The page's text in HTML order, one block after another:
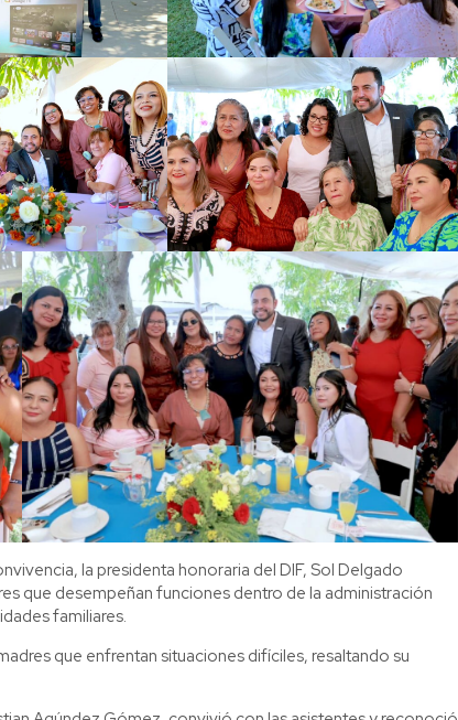
la presidenta honoraria del DIF, Sol Delgado
que desempeñan funciones dentro de la administración
familiares.
que enfrentan situaciones difíciles, resaltando su